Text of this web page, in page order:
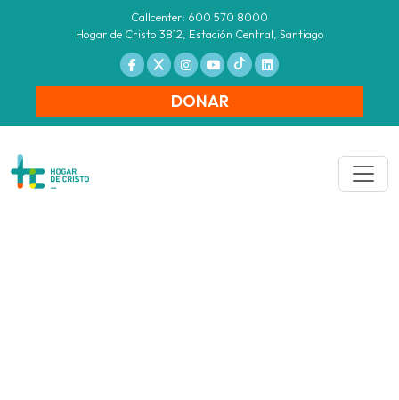
Callcenter: 600 570 8000
Hogar de Cristo 3812, Estación Central, Santiago
DONAR